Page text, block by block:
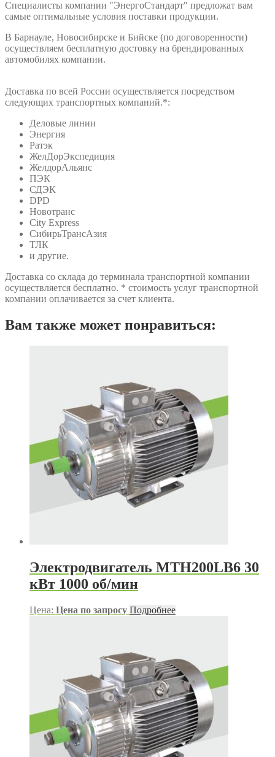
Специалисты компании "ЭнергоСтандарт" предложат вам
самые оптимальные условия поставки продукции.
В Барнауле, Новосибирске и Бийске (по договоренности)
осуществляем бесплатную достовку на брендированных
автомобилях компании.
Доставка по всей России осуществляется посредством
следующих транспортных компаний.*:
Деловые линии
Энергия
Ратэк
ЖелДорЭкспедиция
ЖелдорАльянс
ПЭК
СДЭК
DPD
Новотранс
City Express
СибирьТрансАзия
ТЛК
и другие.
Доставка со склада до терминала транспортной компании
осуществляется бесплатно. * стоимость услуг транспортной
компании оплачивается за счет клиента.
Вам также может понравиться:
Электродвигатель МТН200LB6 30
кВт 1000 об/мин
Цена: Цена по запросу Подробнее